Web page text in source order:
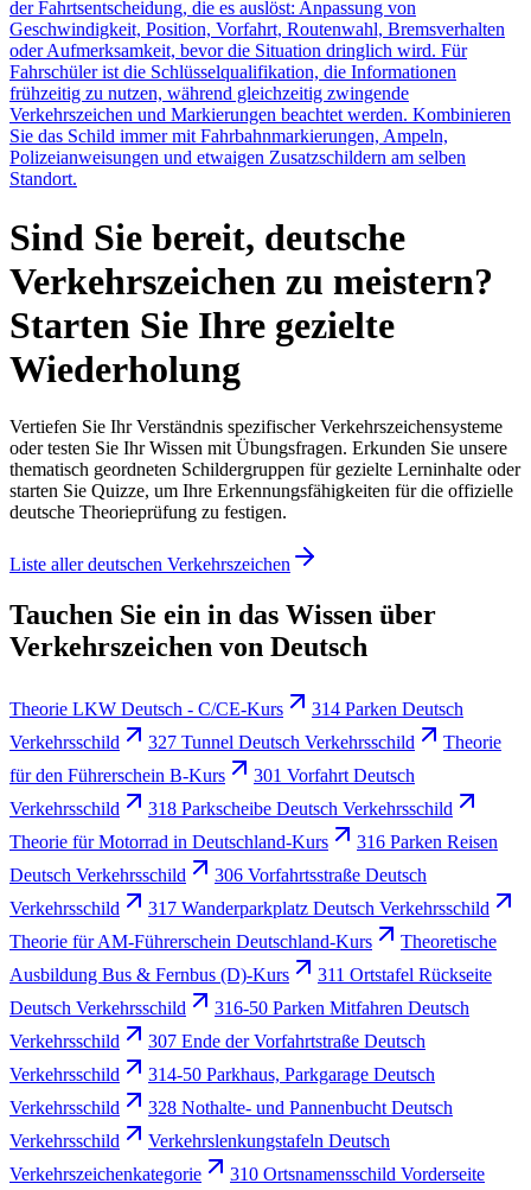
der Fahrtsentscheidung, die es auslöst: Anpassung von
Geschwindigkeit, Position, Vorfahrt, Routenwahl, Bremsverhalten
oder Aufmerksamkeit, bevor die Situation dringlich wird. Für
Fahrschüler ist die Schlüsselqualifikation, die Informationen
frühzeitig zu nutzen, während gleichzeitig zwingende
Verkehrszeichen und Markierungen beachtet werden. Kombinieren
Sie das Schild immer mit Fahrbahnmarkierungen, Ampeln,
Polizeianweisungen und etwaigen Zusatzschildern am selben
Standort.
Sind Sie bereit, deutsche
Verkehrszeichen zu meistern?
Starten Sie Ihre gezielte
Wiederholung
Vertiefen Sie Ihr Verständnis spezifischer Verkehrszeichensysteme
oder testen Sie Ihr Wissen mit Übungsfragen. Erkunden Sie unsere
thematisch geordneten Schildergruppen für gezielte Lerninhalte oder
starten Sie Quizze, um Ihre Erkennungsfähigkeiten für die offizielle
deutsche Theorieprüfung zu festigen.
Liste aller deutschen Verkehrszeichen
Tauchen Sie ein in das Wissen über
Verkehrszeichen von Deutsch
Theorie LKW Deutsch - C/CE-Kurs
314 Parken Deutsch
Verkehrsschild
327 Tunnel Deutsch Verkehrsschild
Theorie
für den Führerschein B-Kurs
301 Vorfahrt Deutsch
Verkehrsschild
318 Parkscheibe Deutsch Verkehrsschild
Theorie für Motorrad in Deutschland-Kurs
316 Parken Reisen
Deutsch Verkehrsschild
306 Vorfahrtsstraße Deutsch
Verkehrsschild
317 Wanderparkplatz Deutsch Verkehrsschild
Theorie für AM-Führerschein Deutschland-Kurs
Theoretische
Ausbildung Bus & Fernbus (D)-Kurs
311 Ortstafel Rückseite
Deutsch Verkehrsschild
316-50 Parken Mitfahren Deutsch
Verkehrsschild
307 Ende der Vorfahrtstraße Deutsch
Verkehrsschild
314-50 Parkhaus, Parkgarage Deutsch
Verkehrsschild
328 Nothalte- und Pannenbucht Deutsch
Verkehrsschild
Verkehrslenkungstafeln Deutsch
Verkehrszeichenkategorie
310 Ortsnamensschild Vorderseite